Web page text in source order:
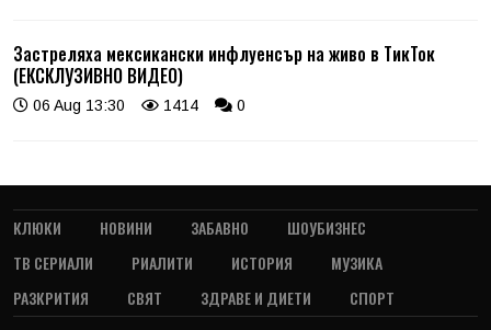
Застреляха мексикански инфлуенсър на живо в ТикТок
(ЕКСКЛУЗИВНО ВИДЕО)
06 Aug 13:30 1414 0
КЛЮКИ НОВИНИ ЗАБАВНО
ШОУБИЗНЕС
ТВ СЕРИАЛИ
РИАЛИТИ ИСТОРИЯ
МУЗИКА
РАЗКРИТИЯ
СВЯТ ЗДРАВЕ И ДИЕТИ СПОРТ